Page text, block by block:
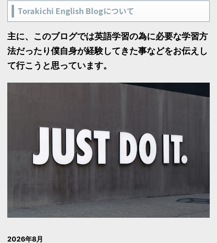
Torakichi English Blogについて
主に、このブログでは英語学習の為に必要な学習方
法だったり僕自身が経験してきた事などをお伝えし
て行こうと思っています。
2026年8月